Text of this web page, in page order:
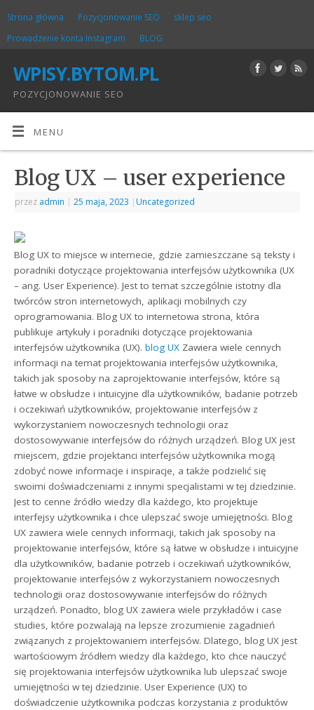
Strona główna Pozycjonowanie SEO
sklep seo
Prowadzenie konta Instagram
BLOG
WPISY.BYTOM.PL
POZYCJONOWANIE SEO
MENU
Blog UX – user experience
przez admin | 25 maja, 2023 | Uncategorized
Blog UX to miejsce w internecie, gdzie zamieszczane są teksty i
poradniki dotyczące projektowania interfejsów użytkownika (UX
– ang. User Experience). Jest to temat szczególnie istotny dla
twórców stron internetowych, aplikacji mobilnych czy
oprogramowania. Blog UX to internetowa strona, która
publikuje artykuły i poradniki dotyczące projektowania
interfejsów użytkownika (UX).blog UX Zawiera wiele cennych
informacji na temat projektowania interfejsów użytkownika,
takich jak sposoby na zaprojektowanie interfejsów, które są
łatwe w obsłudze i intuicyjne dla użytkowników, badanie potrzeb
i oczekiwań użytkowników, projektowanie interfejsów z
wykorzystaniem nowoczesnych technologii oraz
dostosowywanie interfejsów do różnych urządzeń. Blog UX jest
miejscem, gdzie projektanci interfejsów użytkownika mogą
zdobyć nowe informacje i inspiracje, a także podzielić się
swoimi doświadczeniami z innymi specjalistami w tej dziedzinie.
Jest to cenne źródło wiedzy dla każdego, kto projektuje
interfejsy użytkownika i chce ulepszać swoje umiejętności. Blog
UX zawiera wiele cennych informacji, takich jak sposoby na
projektowanie interfejsów, które są łatwe w obsłudze i intuicyjne
dla użytkowników, badanie potrzeb i oczekiwań użytkowników,
projektowanie interfejsów z wykorzystaniem nowoczesnych
technologii oraz dostosowywanie interfejsów do różnych
urządzeń. Ponadto, blog UX zawiera wiele przykładów i case
studies, które pozwalają na lepsze zrozumienie zagadnień
związanych z projektowaniem interfejsów. Dlatego, blog UX jest
wartościowym źródłem wiedzy dla każdego, kto chce nauczyć
się projektowania interfejsów użytkownika lub ulepszać swoje
umiejętności w tej dziedzinie. User Experience (UX) to
doświadczenie użytkownika podczas korzystania z produktów